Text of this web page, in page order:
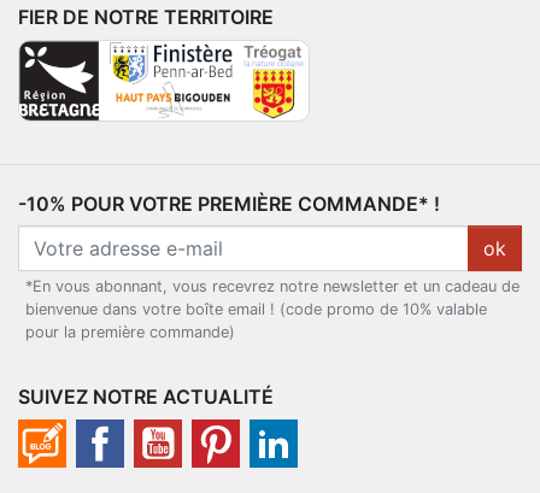
FIER DE NOTRE TERRITOIRE
-10% POUR VOTRE PREMIÈRE COMMANDE* !
ok
*En vous abonnant, vous recevrez notre newsletter et un cadeau de
bienvenue dans votre boîte email ! (code promo de 10% valable
pour la première commande)
SUIVEZ NOTRE ACTUALITÉ